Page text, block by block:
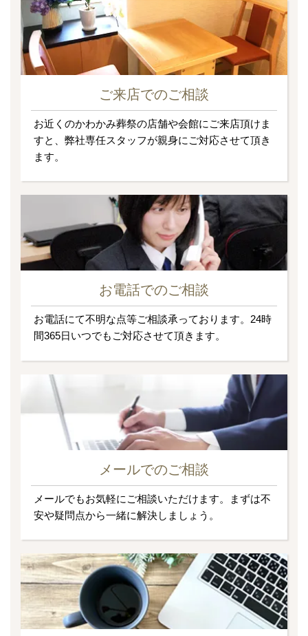
ご来店でのご相談
お近くのかわかみ葬祭の店舗や会館にご来店頂けま
すと、弊社専任スタッフが親身にご対応させて頂き
ます。
お電話でのご相談
お電話にて不明な点等ご相談承っております。24時
間365日いつでもご対応させて頂きます。
メールでのご相談
メールでもお気軽にご相談いただけます。まずは不
安や疑問点から一緒に解決しましょう。